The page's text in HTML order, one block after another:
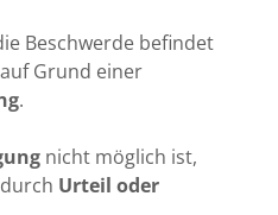
Beschwerde befindet
Grund einer
.
nicht möglich ist,
Urteil oder